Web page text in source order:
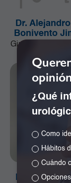
Dr.
Bonivento
Ginecología y
Dr. Alfonso
¿Qué
Como
Hábitos
Cuándo